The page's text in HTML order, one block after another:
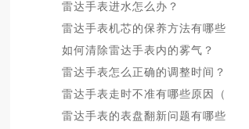
雷达手表进水怎么办？
雷达手表机芯的保养方法有哪些
如何清除雷达手表内的雾气？
雷达手表怎么正确的调整时间？
雷达手表走时不准有哪些原因（
雷达手表的表盘翻新问题有哪些